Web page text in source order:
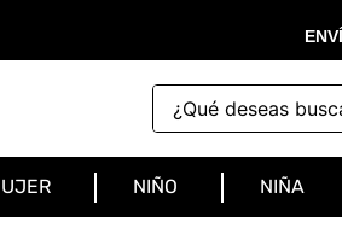
¿Qué deseas buscar?
NIÑO NIÑA